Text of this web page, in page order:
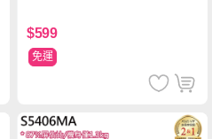
$599
免運